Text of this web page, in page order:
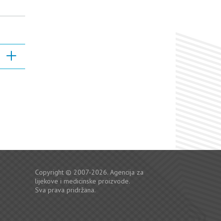
Copyright © 2007-2026. Agencija za
lijekove i medicinske proizvode.
Sva prava pridržana.